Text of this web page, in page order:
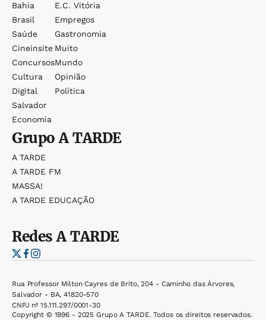
Bahia
Brasil
Saúde
Cineinsite
Concursos
Cultura
Digital
Salvador
Economia
E.c. Vitória
Empregos
Gastronomia
Muito
Mundo
Opinião
Política
GrupoA TARDE
A TARDE
A TARDE FM
MASSA!
A TARDE EDUCAÇÃO
RedesA TARDE
Rua Professor Milton Cayres de Brito, 204 - Caminho das Árvores,
Salvador - BA, 41820-570
CNPJ nº 15.111.297/0001-30
Copyright © 1996 - 2025 Grupo A TARDE. Todos os direitos reservados.